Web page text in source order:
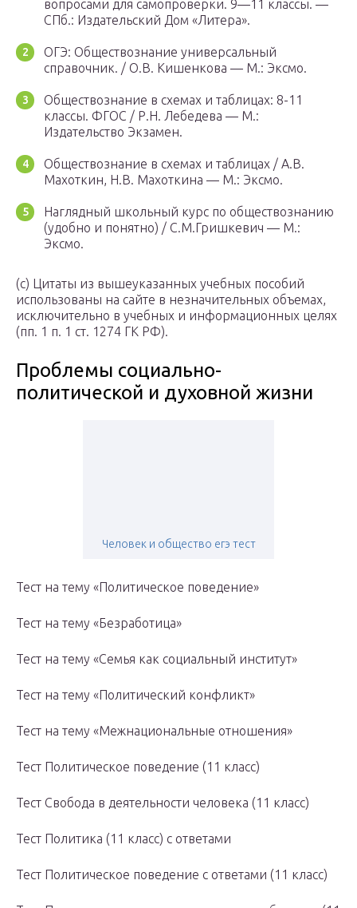
вопросами для самопроверки. 9—11 классы. —
СПб.: Издательский Дом «Литера».
ОГЭ: Общeствознание универсальный
справочник. / О.В. Кишенкова — М.: Эксмо.
Обществoзнание в схемах и таблицах: 8-11
классы. ФГОС / Р.Н. Лебедева — М.:
Издательство Экзамен.
Обществознание в схемах и таблицах / А.В.
Махоткин, Н.В. Махоткина — М.: Эксмо.
Наглядный школьный курс по обществознанию
(удобно и понятно) / С.М.Гришкевич — М.:
Эксмо.
(с) Цитаты из вышеуказанных учебных пособий
использованы на сайте в незначительных объемах,
исключительно в учебных и информационных целях
(пп. 1 п. 1 ст. 1274 ГК РФ).
Проблемы социально-
политической и духовной жизни
Человек и общество егэ тест
Тест на тему «Политическое поведение»
Тест на тему «Безработица»
Тест на тему «Семья как социальный институт»
Тест на тему «Политический конфликт»
Тест на тему «Межнациональные отношения»
Тест Политическое поведение (11 класс)
Тест Свобода в деятельности человека (11 класс)
Тест Политика (11 класс) с ответами
Тест Политическое поведение с ответами (11 класс)